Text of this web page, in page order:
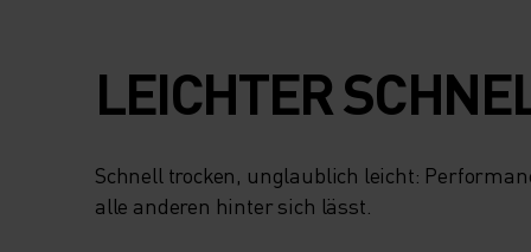
LEICHTER
Schnell trocken, unglaublich leicht:
alle anderen hinter sich lässt.